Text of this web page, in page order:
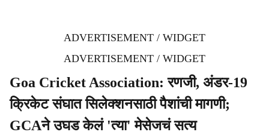
ADVERTISEMENT / WIDGET
ADVERTISEMENT / WIDGET
Goa Cricket Association: रणजी, अंडर-19
क्रिकेट संघात सिलेक्शनसाठी पैशांची मागणी;
GCAने उघड केलं 'त्या' मेसेजचं सत्य